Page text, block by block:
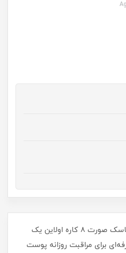
ژل شستشو، اسکراب و ماسک صورت 8 کاره اولاین یک
برای مراقبت روزانه پوست